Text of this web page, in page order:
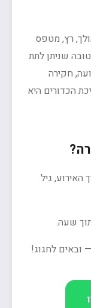
רץ, מטפס
שניתן לתת
חקירה
הכדורים היא
גיל
שעה.
ובאים לחגוג!